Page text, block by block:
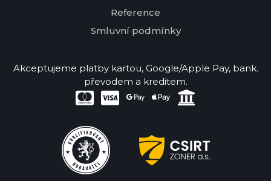
Reference
Smluvní podmínky
Akceptujeme platby kartou, Google/Apple Pay, bank.
převodem a kreditem.